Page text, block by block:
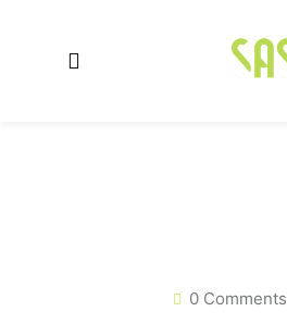
0 Comments